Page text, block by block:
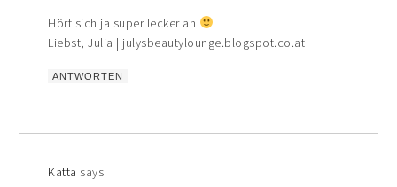
Hört sich ja super lecker an
Liebst, Julia | julysbeautylounge.blogspot.co.at
ANTWORTEN
Katta says